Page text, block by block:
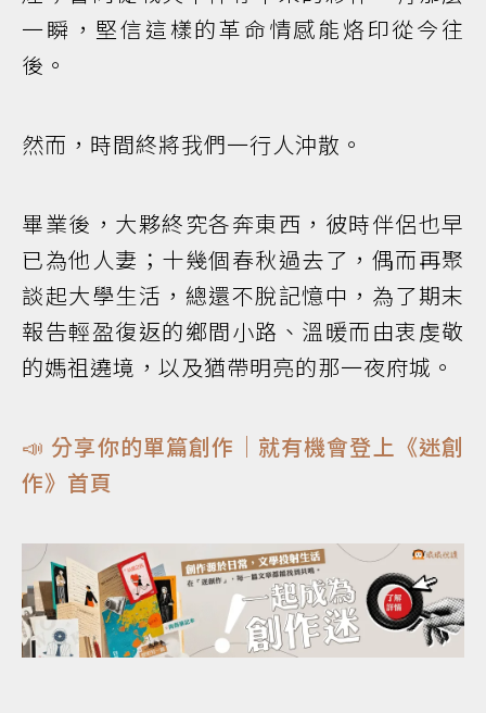
一瞬，堅信這樣的革命情感能烙印從今往
後。
然而，時間終將我們一行人沖散。
畢業後，大夥終究各奔東西，彼時伴侶也早
已為他人妻；十幾個春秋過去了，偶而再聚
談起大學生活，總還不脫記憶中，為了期末
報告輕盈復返的鄉間小路、溫暖而由衷虔敬
的媽祖遶境，以及猶帶明亮的那一夜府城。
📣 分享你的單篇創作｜就有機會登上《迷創
作》首頁